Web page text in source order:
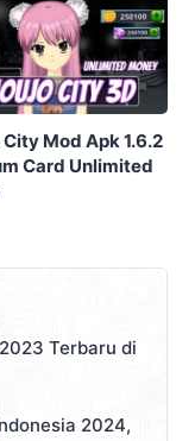
Mod Apk 1.6.2
Card Unlimited
Terbaru di
2024,